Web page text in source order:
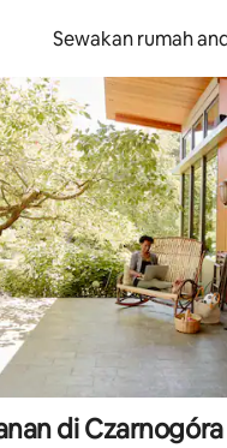
Sewakan rumah
di Czarnogóra